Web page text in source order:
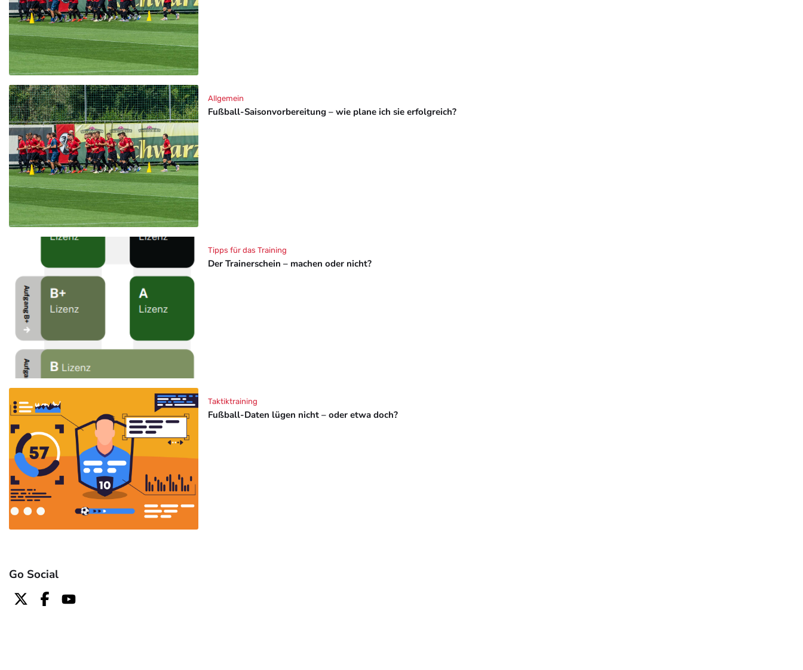
Fußball-Saisonvorbereitung – wie plane ich sie erfolgreich?
Allgemein
Der Trainerschein – machen oder nicht?
Tipps für das Training
Fußball-Daten lügen nicht – oder etwa doch?
Taktiktraining
Go Social